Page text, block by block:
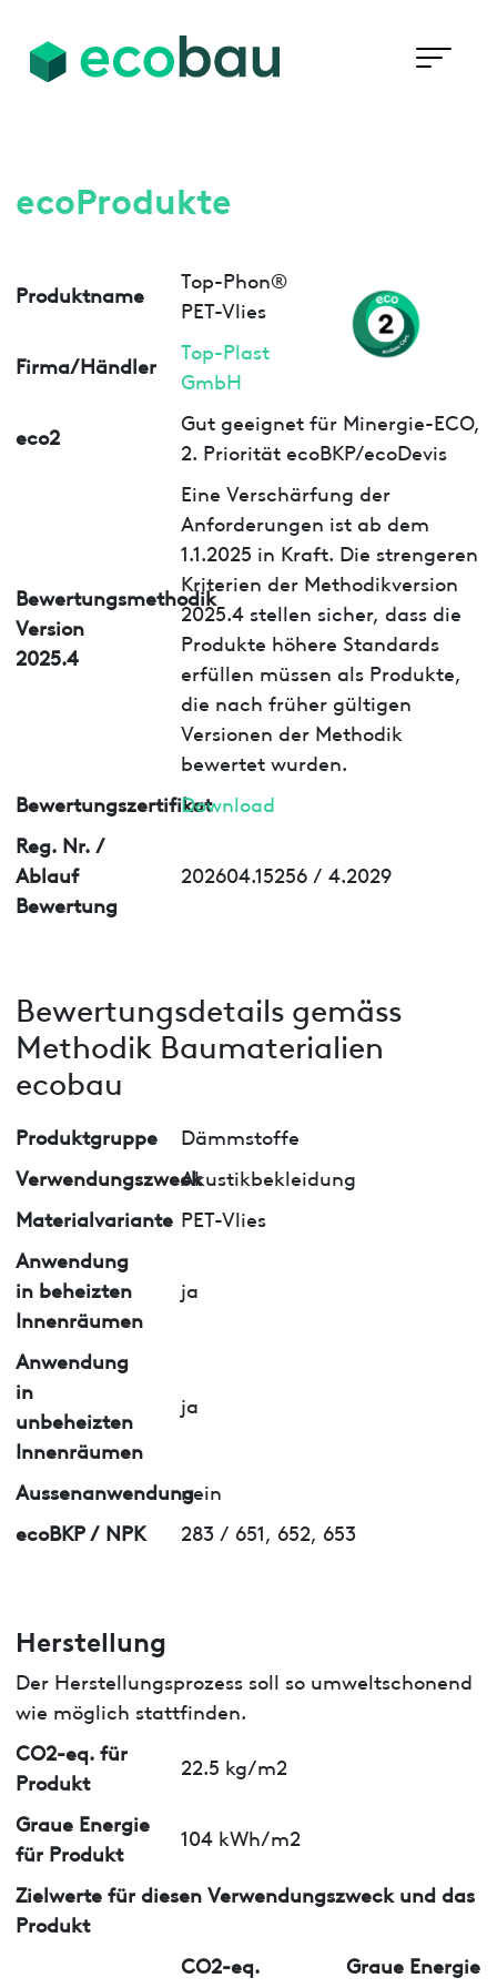
ecoProdukte
Produktname
Top-Phon®
PET-Vlies
Firma/Händler
Top-Plast
GmbH
eco2
Gut geeignet für Minergie-ECO,
2. Priorität ecoBKP/ecoDevis
Bewertungsmethodik
Version
2025.4
Eine Verschärfung der
Anforderungen ist ab dem
1.1.2025 in Kraft. Die strengeren
Kriterien der Methodikversion
2025.4 stellen sicher, dass die
Produkte höhere Standards
erfüllen müssen als Produkte,
die nach früher gültigen
Versionen der Methodik
bewertet wurden.
BewertungszertifikatDownload
Reg. Nr. /
Ablauf
Bewertung
202604.15256 / 4.2029
Bewertungsdetails gemäss
Methodik Baumaterialien
ecobau
Produktgruppe
Dämmstoffe
VerwendungszweckAkustikbekleidung
Materialvariante PET-Vlies
Anwendung
in beheizten
Innenräumen
ja
Anwendung
in
unbeheizten
Innenräumen
ja
Aussenanwendungnein
ecoBKP / NPK
283 / 651, 652, 653
Herstellung
Der Herstellungsprozess soll so umweltschonend
wie möglich stattfinden.
CO2-eq. für
Produkt
22.5 kg/m2
Graue Energie
für Produkt
104 kWh/m2
Zielwerte für diesen Verwendungszweck und das
Produkt
CO2-eq.
Graue Energie